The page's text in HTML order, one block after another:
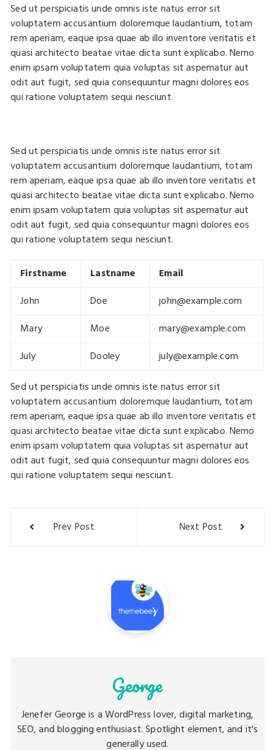
Sed ut perspiciatis unde omnis iste natus error sit
voluptatem accusantium doloremque laudantium, totam
rem aperiam, eaque ipsa quae ab illo inventore veritatis et
quasi architecto beatae vitae dicta sunt explicabo. Nemo
enim ipsam voluptatem quia voluptas sit aspernatur aut
odit aut fugit, sed quia consequuntur magni dolores eos
qui ratione voluptatem sequi nesciunt.
Sed ut perspiciatis unde omnis iste natus error sit
voluptatem accusantium doloremque laudantium, totam
rem aperiam, eaque ipsa quae ab illo inventore veritatis et
quasi architecto beatae vitae dicta sunt explicabo. Nemo
enim ipsam voluptatem quia voluptas sit aspernatur aut
odit aut fugit, sed quia consequuntur magni dolores eos
qui ratione voluptatem sequi nesciunt.
Firstname Lastname
Email
John
Doe
john@example.com
Mary
Moe
mary@example.com
July
Dooley
july@example.com
Sed ut perspiciatis unde omnis iste natus error sit
voluptatem accusantium doloremque laudantium, totam
rem aperiam, eaque ipsa quae ab illo inventore veritatis et
quasi architecto beatae vitae dicta sunt explicabo. Nemo
enim ipsam voluptatem quia voluptas sit aspernatur aut
odit aut fugit, sed quia consequuntur magni dolores eos
qui ratione voluptatem sequi nesciunt.
Post
navigation
Prev Post Next Post
George
Jenefer George is a WordPress lover, digital marketing,
SEO, and blogging enthusiast. Spotlight element, and it's
generally used.